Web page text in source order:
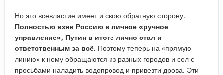
Но это всевластие имеет и свою обратную сторону.
Полностью взяв Россию в личное «ручное
управление», Путин в итоге лично стал и
ответственным за всё. Поэтому теперь на «прямую
линию» к нему обращаются из разных городов и сел с
просьбами наладить водопровод и привезти дрова. Эти